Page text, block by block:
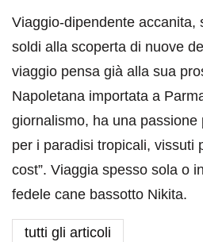
Viaggio-dipendente accanita,
soldi alla scoperta di nuove
viaggio pensa già alla sua
Napoletana importata a
giornalismo, ha una passione
per i paradisi tropicali, vissuti
cost”. Viaggia spesso sola o
fedele cane bassotto Nikita.
tutti gli articoli